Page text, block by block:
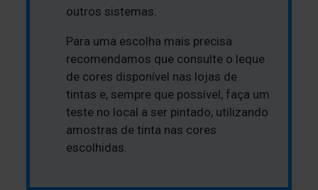
outros sistemas.
Para uma escolha mais precisa
recomendamos que consulte o leque
de cores disponível nas lojas de
tintas e, sempre que possível, faça um
teste no local a ser pintado, utilizando
amostras de tinta nas cores
escolhidas.